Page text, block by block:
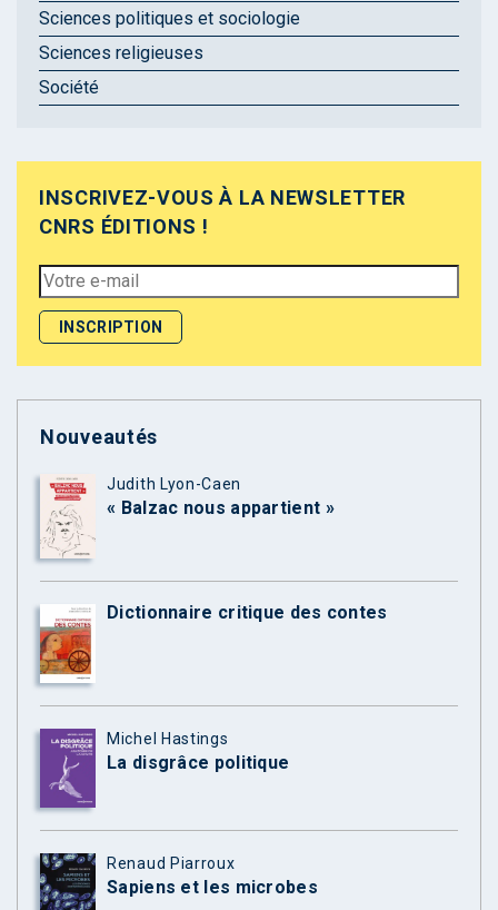
Sciences politiques et sociologie
Sciences religieuses
Société
INSCRIVEZ-VOUS À LA NEWSLETTER
CNRS ÉDITIONS !
Nouveautés
Judith Lyon-Caen
« Balzac nous appartient »
Dictionnaire critique des contes
Michel Hastings
La disgrâce politique
Renaud Piarroux
Sapiens et les microbes